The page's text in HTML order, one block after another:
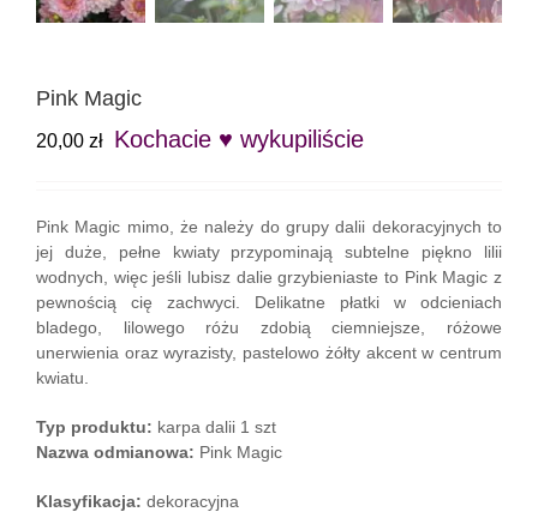
Pink Magic
20,00 zł Kochacie ♥ wykupiliście
Pink Magic mimo, że należy do grupy dalii dekoracyjnych to
jej duże, pełne kwiaty przypominają subtelne piękno lilii
wodnych, więc jeśli lubisz dalie grzybieniaste to Pink Magic z
pewnością cię zachwyci. Delikatne płatki w odcieniach
bladego, lilowego różu zdobią ciemniejsze, różowe
unerwienia oraz wyrazisty, pastelowo żółty akcent w centrum
kwiatu.
Typ produktu: karpa dalii 1 szt
Nazwa odmianowa: Pink Magic
Klasyfikacja: dekoracyjna